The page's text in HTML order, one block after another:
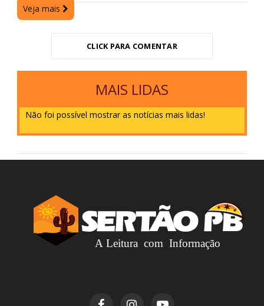
Veja mais
CLICK PARA COMENTAR
MAIS LIDAS
Não foi possível mostrar as notícias mais lidas!